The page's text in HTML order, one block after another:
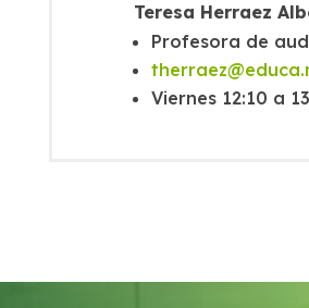
Teresa Herraez
Profesora de
Viernes 12:10 a